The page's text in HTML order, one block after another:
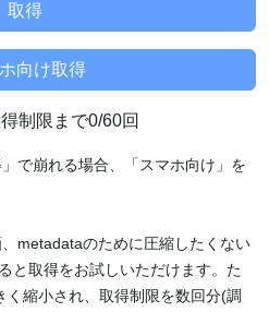
制限まで0/60回
で崩れる場合、「スマホ向け」を
metadataのために圧縮したくない
と取得をお試しいただけます。た
縮小され、取得制限を数回分(調